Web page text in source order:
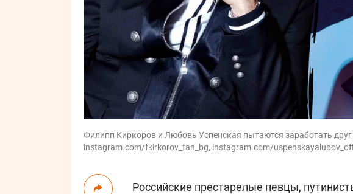
Филипп Киркоров и Любовь Успенская пытаются заработать
instagram.com/fkirkorov_fan_bg, instagram.com/
Российские престарелые певцы,